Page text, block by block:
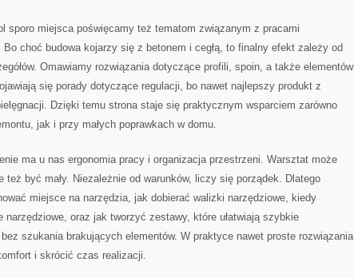
sporo miejsca poświęcamy też tematom związanym z pracami
choć budowa kojarzy się z betonem i cegłą, to finalny efekt zależy od
Omawiamy rozwiązania dotyczące profili, spoin, a także elementów
się porady dotyczące regulacji, bo nawet najlepszy produkt z
Dzięki temu strona staje się praktycznym wsparciem zarówno
jak i przy małych poprawkach w domu.
ma u nas ergonomia pracy i organizacja przestrzeni. Warsztat może
też być mały. Niezależnie od warunków, liczy się porządek. Dlatego
miejsce na narzędzia, jak dobierać walizki narzędziowe, kiedy
narzędziowe, oraz jak tworzyć zestawy, które ułatwiają szybkie
szukania brakujących elementów. W praktyce nawet proste rozwiązania
i skrócić czas realizacji.